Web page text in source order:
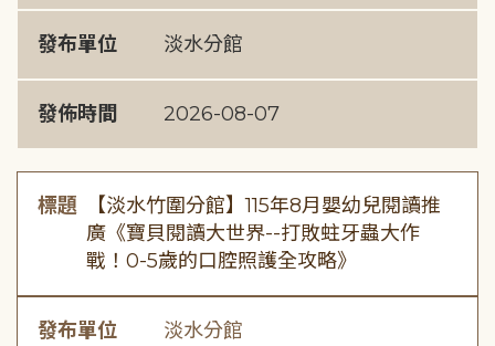
發布單位 淡水分館
發佈時間 2026-08-07
標題
【淡水竹圍分館】115年8月嬰幼兒閱讀推
廣《寶貝閱讀大世界--打敗蛀牙蟲大作
戰！0-5歲的口腔照護全攻略》
發布單位 淡水分館